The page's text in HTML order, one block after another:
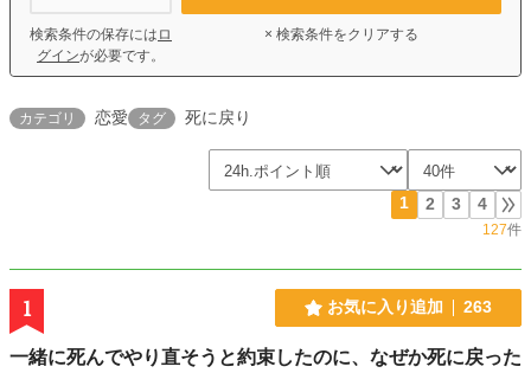
検索条件の保存には ロ
グインが必要です。
× 検索条件をクリアする
カテゴリ 恋愛 タグ 死に戻り
1 2 3 4
127件
1 お気に入り追加 263
一緒に死んでやり直そうと約束したのに、なぜか死に戻った